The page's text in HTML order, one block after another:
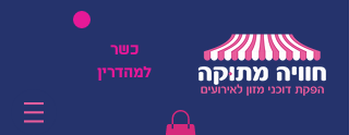
כשר
למהדרין